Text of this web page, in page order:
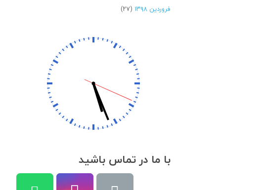
فروردین ۱۳۹۸
(۲۷)
با ما در تماس باشید